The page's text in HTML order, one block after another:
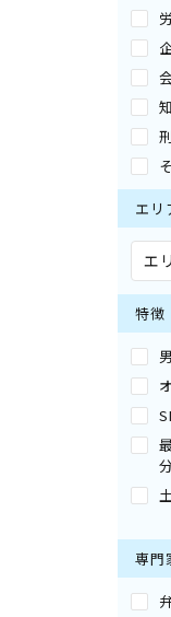
エリ
エ
特徴
専門